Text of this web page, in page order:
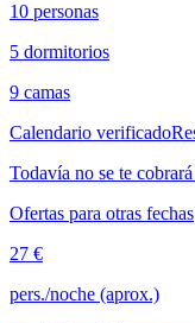
10 personas
5 dormitorios
9 camas
Calendario verificado
Todavía no se te cobrará
Ofertas para otras fechas
27 €
pers./noche (aprox.)